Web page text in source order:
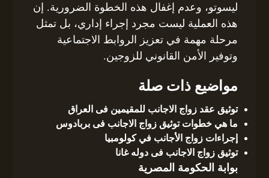
ليسوتو، وعدم إغفال هذه الخطوة الضرورية. إن
هذه العملية ليست مجرد إجراء إداري، بل تمثل
مرحلة مهمة في تعزيز الروابط الاجتماعية
وتوفير الأمن القانوني للزوجين.
مواضيع ذات صلة
توثيق عقد زواج الاجانب للمقيمين فى العراق
ما هي خطوات توثيق زواج الاجانب فى بربادوس
إجراءات زواج الأجانب في كولومبيا
توثيق زواج الاجانب فى دوله غانا
بوابة الحكومة المصرية